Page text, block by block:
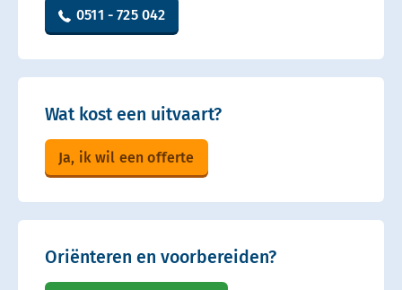
0511 - 725 042
Wat kost een uitvaart?
Ja, ik wil een offerte
Oriënteren en voorbereiden?